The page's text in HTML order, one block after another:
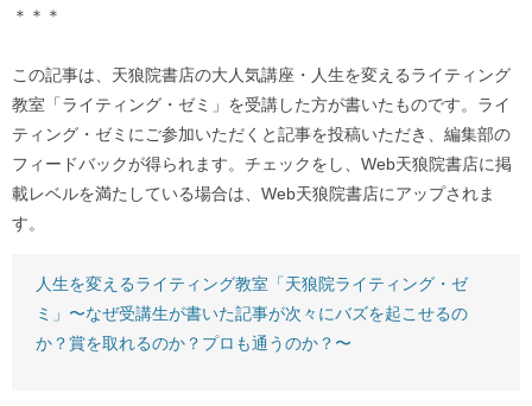
＊＊＊
この記事は、天狼院書店の大人気講座・人生を変えるライティング
教室「ライティング・ゼミ」を受講した方が書いたものです。ライ
ティング・ゼミにご参加いただくと記事を投稿いただき、編集部の
フィードバックが得られます。チェックをし、Web天狼院書店に掲
載レベルを満たしている場合は、Web天狼院書店にアップされま
す。
人生を変えるライティング教室「天狼院ライティング・ゼ
ミ」〜なぜ受講生が書いた記事が次々にバズを起こせるの
か？賞を取れるのか？プロも通うのか？〜